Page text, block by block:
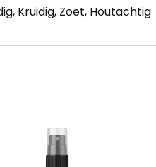
Kruidig, Zoet, Houtachtig